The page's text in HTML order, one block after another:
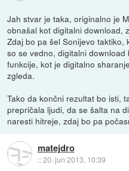
Jah stvar je taka, originalno je
obnašal kot digitalni download,
Zdaj bo pa šel Sonijevo
so se vedno, digitalni
funkcije, kot je digitalno
zgleda.
Tako da končni rezultat bo isti,
prepričala ljudi, da se šalta na
naresti hitreje, zdaj bo pa
matejdro
::20. jun 2013, 10:39